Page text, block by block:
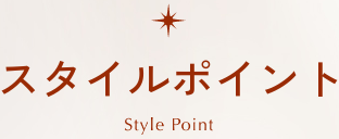
スタイルポイント